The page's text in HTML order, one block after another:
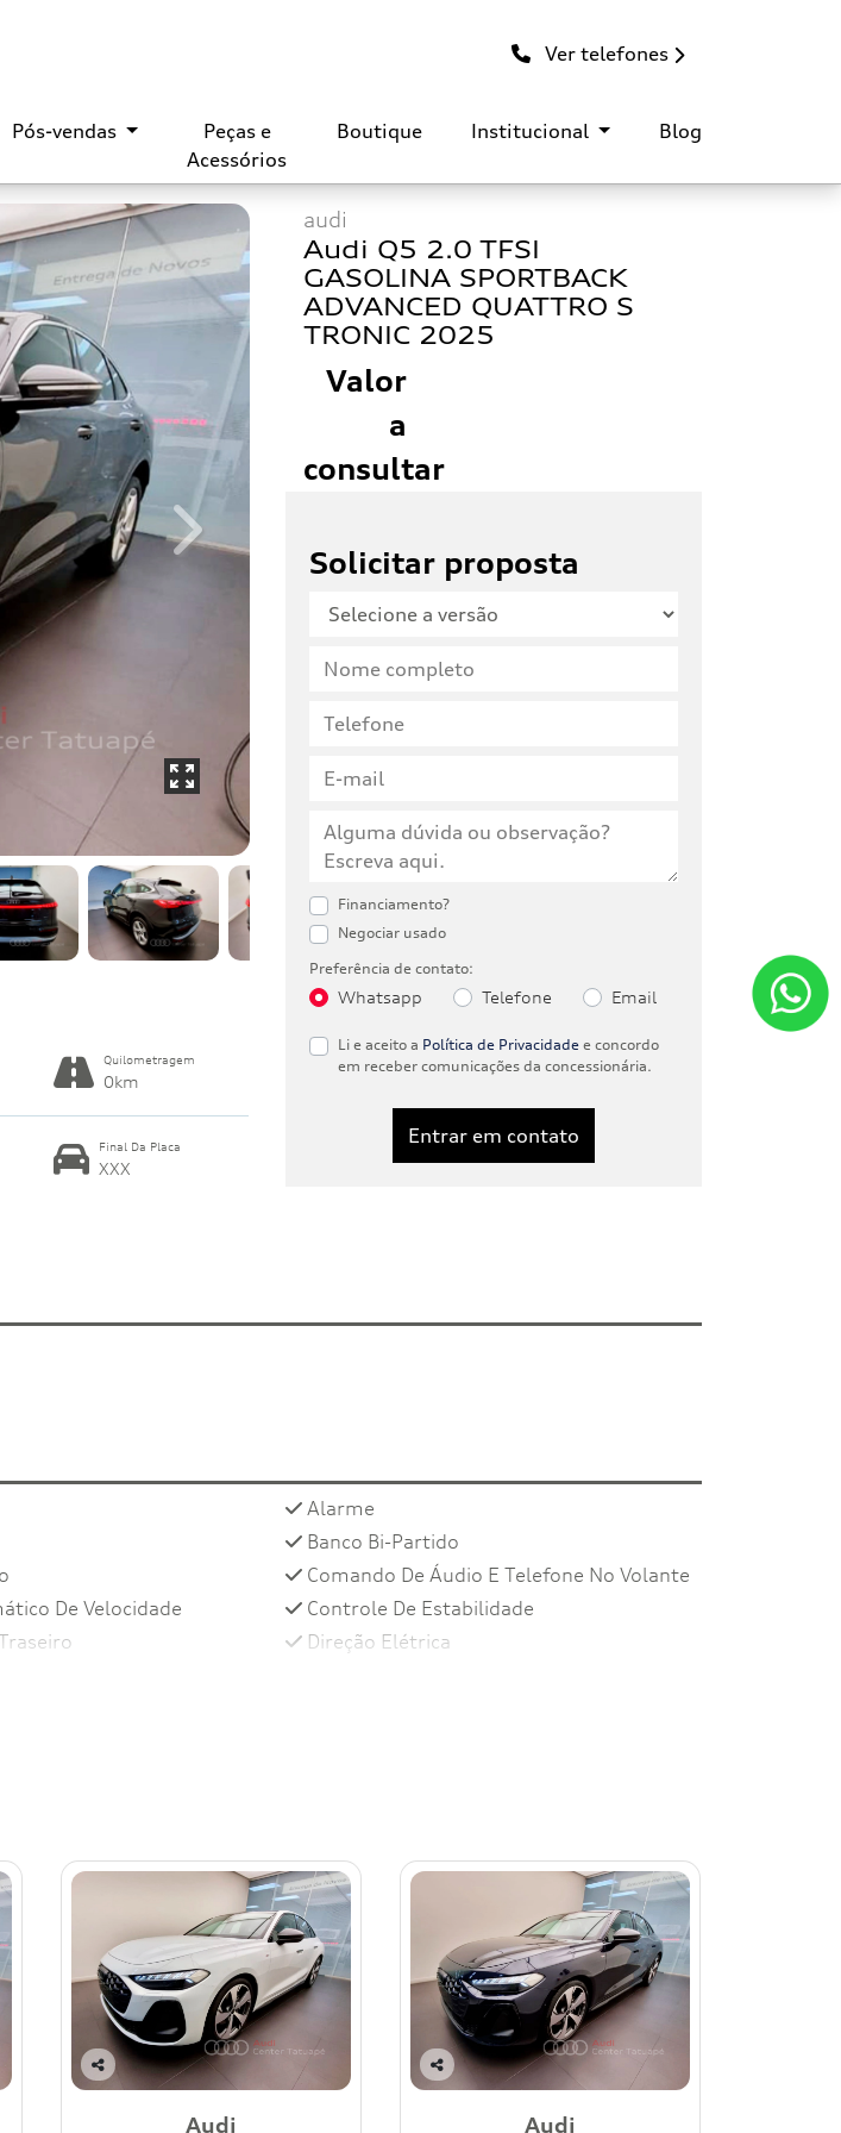
Ver telefones
Pós-vendas
Peças e
Acessórios
Boutique Institucional Blog
audi
Audi Q5 2.0 TFSI
GASOLINA SPORTBACK
ADVANCED QUATTRO S
TRONIC 2025
Valor
a
consultar
Solicitar proposta
Financiamento?
Negociar usado
Preferência de contato:
Whatsapp Telefone Email
Li e aceito a Política de Privacidade e concordo
em receber comunicações da concessionária.
Entrar em contato
Next
Quilometragem
0km
Final Da Placa
XXX
Alarme
Banco Bi-Partido
Comando De Áudio E Telefone No Volante
De Velocidade
Controle De Estabilidade
Direção Elétrica
Co
Audi
Co
Audi